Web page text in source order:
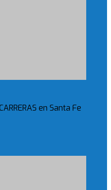
en Santa Fe